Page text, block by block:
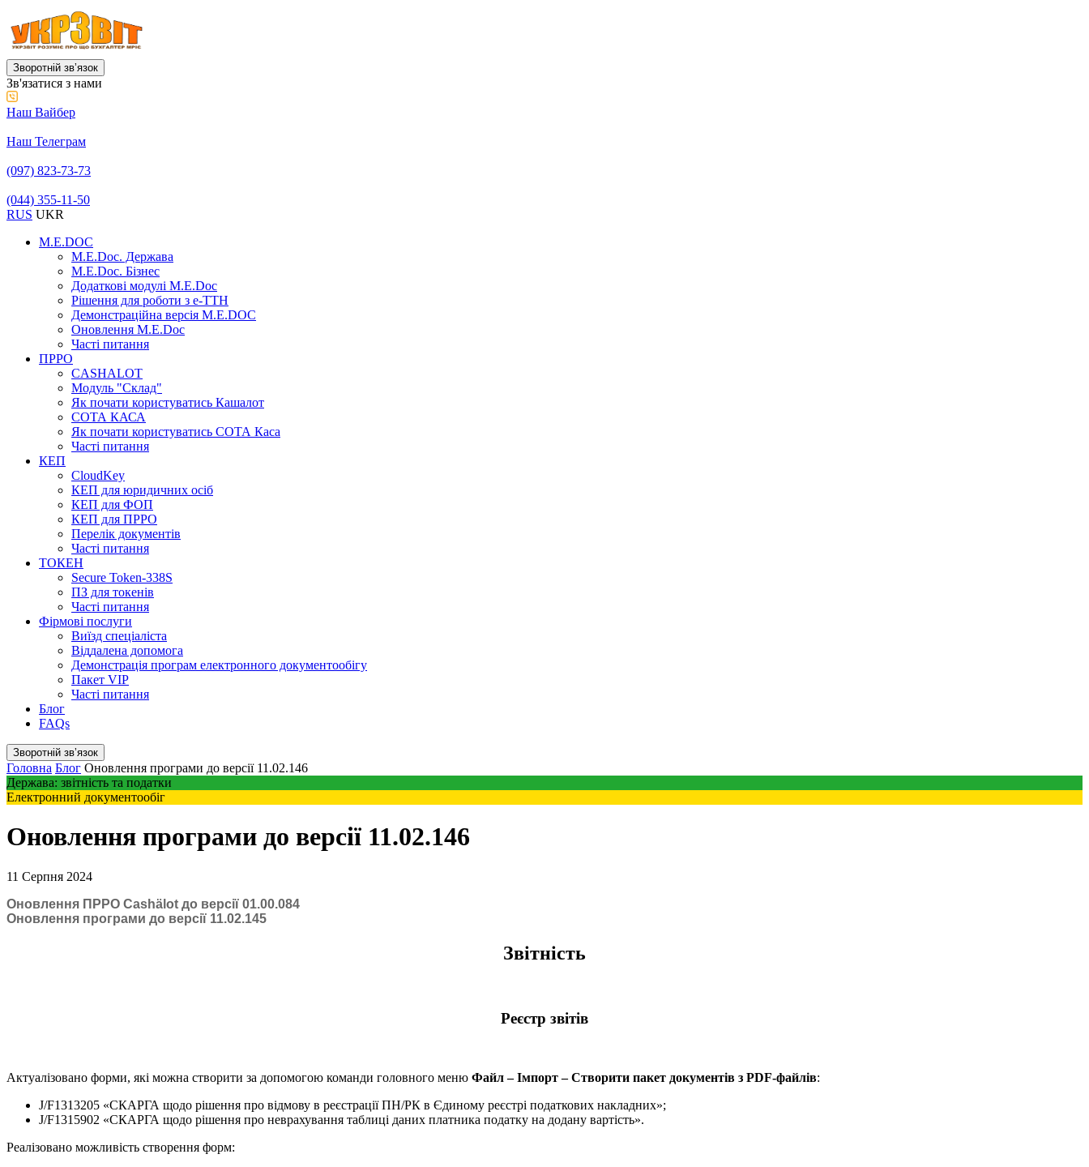
Зворотній звʼязок
Зв'язатися з нами
Наш Вайбер
Наш Телеграм
(097) 823-73-73
(044) 355-11-50
RUS UKR
M.E.DOC
M.E.Doc. Держава
M.E.Doc. Бізнес
Додаткові модулі M.E.Doc
Рішення для роботи з е-ТТН
Демонстраційна версія M.E.DOC
Оновлення M.E.Doc
Часті питання
ПРРО
CASHALOT
Модуль "Склад"
Як почати користуватись Кашалот
СОТА КАСА
Як почати користуватись СОТА Каса
Часті питання
КЕП
CloudKey
КЕП для юридичних осіб
КЕП для ФОП
КЕП для ПРРО
Перелік документів
Часті питання
ТОКЕН
Secure Token-338S
ПЗ для токенів
Часті питання
Фірмові послуги
Виїзд спеціаліста
Віддалена допомога
Демонстрація програм електронного документообігу
Пакет VIP
Часті питання
Блог
FAQs
Зворотній звʼязок
Головна Блог Оновлення програми до версії 11.02.146
Держава: звітність та податки
Електронний документообіг
Оновлення програми до версії 11.02.146
11 Серпня 2024
Оновлення ПРРО Cashӓlot до версії 01.00.084
Оновлення програми до версії 11.02.145
Звітність
Реєстр звітів
Актуалізовано форми, які можна створити за допомогою команди головного меню Файл – Імпорт – Створити пакет документів з PDF-файлів:
J/F1313205 «СКАРГА щодо рішення про відмову в реєстрації ПН/РК в Єдиному реєстрі податкових накладних»;
J/F1315902 «СКАРГА щодо рішення про неврахування таблиці даних платника податку на додану вартість».
Реалізовано можливість створення форм: